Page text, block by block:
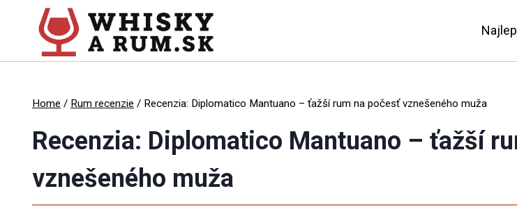
Home / Rum recenzie / Recenzia: Diplomatico Mantuano – ťažší rum na počesť vznešeného muža
Recenzia: Diplomatico Mantuano – ťažší
vznešeného muža